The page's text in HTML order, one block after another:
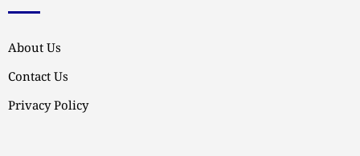
About Us
Contact Us
Privacy Policy